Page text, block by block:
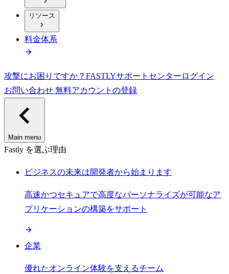
リソース
料金体系
攻撃にお困りですか？ FASTLYサポートセンター ログイン
お問い合わせ 無料アカウントの登録
Main menu
Fastly を選ぶ理由
ビジネスの未来は開発者から始まります
高速かつセキュアで高度なパーソナライズが可能なア
プリケーションの構築をサポート
企業
優れたオンライン体験を支えるチーム